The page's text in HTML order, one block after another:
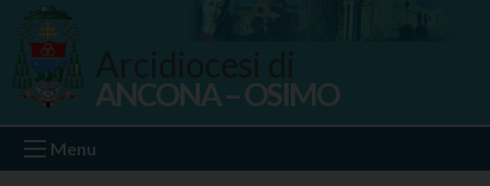
Ancona Osimo
ANCONA – OSIMO
Menu